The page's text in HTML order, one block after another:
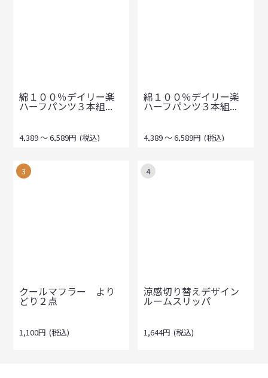
綿１００％デイリー楽
ハーフパンツ３本組...
4,389～6,589円 (税込)
綿１００％デイリー楽
ハーフパンツ３本組...
4,389～6,589円 (税込)
3
クールマフラー より
どり２点
1,100円 (税込)
4
涼感切り替えデザイン
ルームスリッパ
1,644円 (税込)